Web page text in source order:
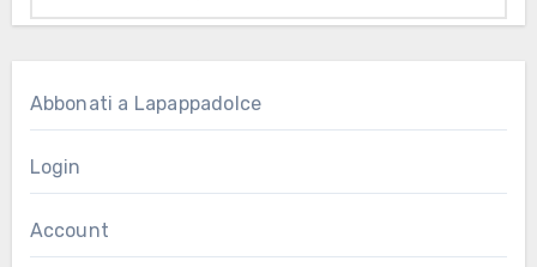
Abbonati a Lapappadolce
Login
Account